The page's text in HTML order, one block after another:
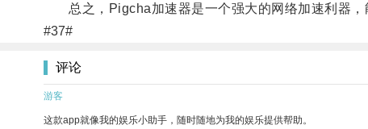
总之，Pigcha加速器是一个强大的网络加速利器，
#37#
评论
游客
这款app就像我的娱乐小助手，随时随地为我的娱乐提供帮助。